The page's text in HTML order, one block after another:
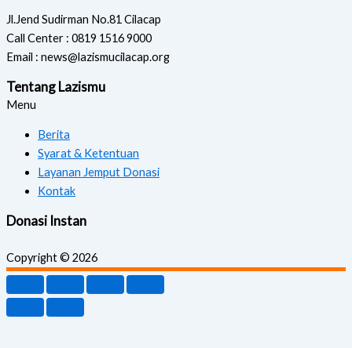
Jl.Jend Sudirman No.81 Cilacap
Call Center : 0819 1516 9000
Email : news@lazismucilacap.org
Tentang Lazismu
Menu
Berita
Syarat & Ketentuan
Layanan Jemput Donasi
Kontak
Donasi Instan
Copyright © 2026